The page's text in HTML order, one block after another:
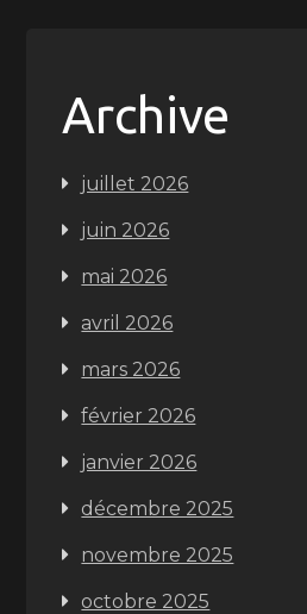
Archive
juillet 2026
juin 2026
mai 2026
avril 2026
mars 2026
février 2026
janvier 2026
décembre 2025
novembre 2025
octobre 2025